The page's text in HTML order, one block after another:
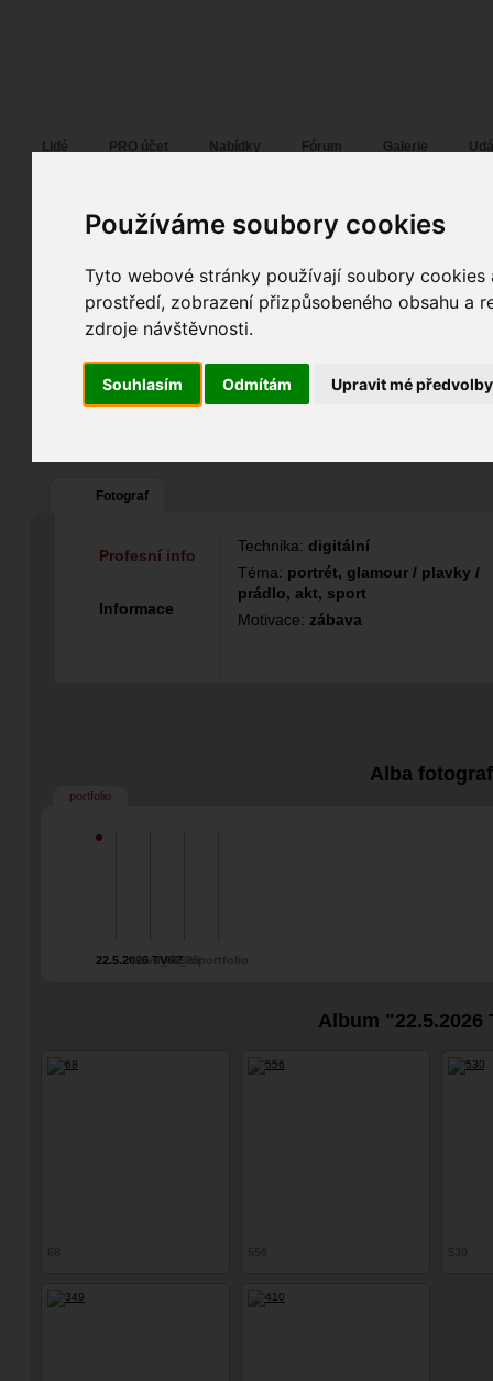
Používáme soubory cookies
Tyto webové stránky používají soubory
prostředí, zobrazení přizpůsobeného obsahu a
zdroje návštěvnosti.
Souhlasím Odmítám Upravit mé předvolby
Lidé PRO účet Nabídky Fórum Galerie
Karel Holub
Příbram, Dobříš,...
Jazyk:
Poslední přihlášení:20. 06. 2026
25. 06. 2025 193870
4
0
0
Fotograf
Technika: digitální
Téma: portrét, glamour / plavky /
prádlo, akt, sport
Motivace: zábava
Profesní info
Informace
Alba
portfolio
22.5.2026 TVRZ
Nbvd_11_25
Atelier
Album "22.5.2026